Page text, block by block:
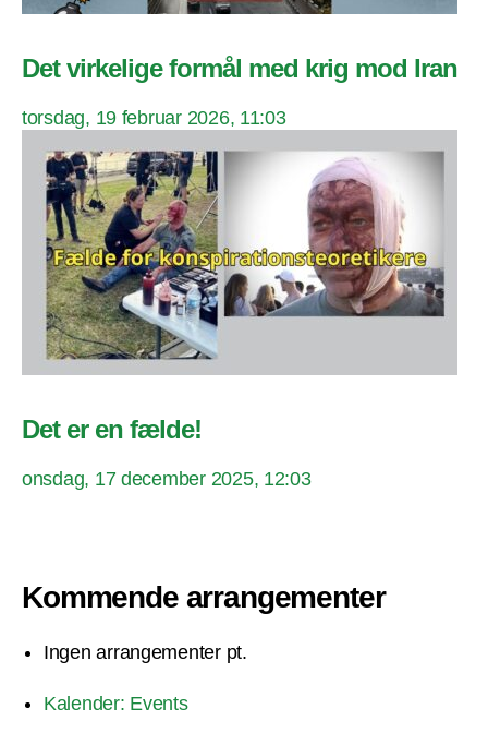
Det virkelige formål med krig mod Iran
torsdag, 19 februar 2026, 11:03
Det er en fælde!
onsdag, 17 december 2025, 12:03
Kommende arrangementer
Ingen arrangementer pt.
Kalender: Events